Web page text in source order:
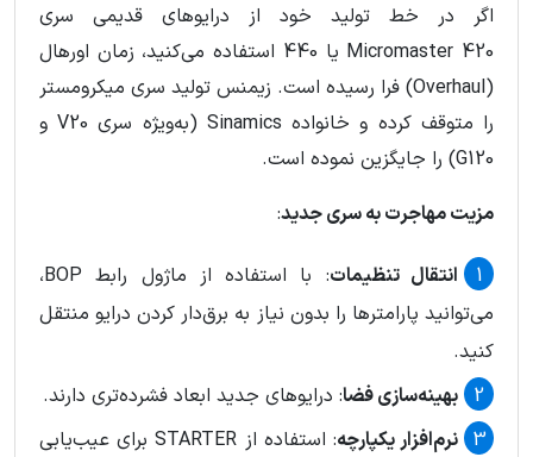
اگر در خط تولید خود از درایوهای قدیمی سری
Micromaster 420 یا 440 استفاده می‌کنید، زمان اورهال
(Overhaul) فرا رسیده است. زیمنس تولید سری میکرومستر
را متوقف کرده و خانواده Sinamics (به‌ویژه سری V20 و
G120) را جایگزین نموده است.
مزیت مهاجرت به سری جدید:
انتقال تنظیمات
: با استفاده از ماژول رابط BOP،
می‌توانید پارامترها را بدون نیاز به برق‌دار کردن درایو منتقل
کنید.
بهینه‌سازی فضا: درایوهای جدید ابعاد فشرده‌تری دارند.
نرم‌افزار یکپارچه
: استفاده از STARTER برای عیب‌یابی